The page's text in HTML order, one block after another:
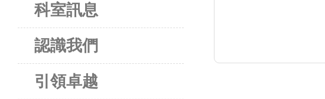
科室訊息
認識我們
引領卓越